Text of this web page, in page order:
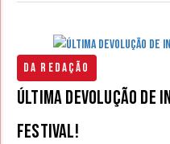
Da Redação
Última devolução de
Festival!